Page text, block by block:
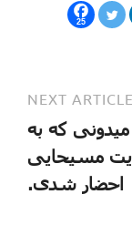
25
NEXT ARTICLE
میدونی که به
مسیحایی
احضار شدی.